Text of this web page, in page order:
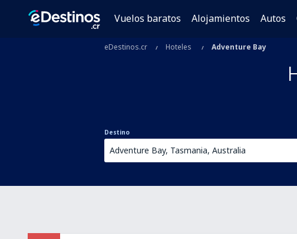
Vuelos baratos Alojamientos Autos
eDestinos.cr Hoteles Adventure Bay
Destino